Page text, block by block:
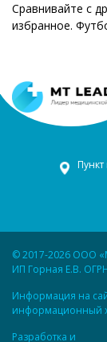
Сравнивайте с
избранное.
© 2017-2026 ООО
ИП Горная Е.В.
Информация на
информационный
Разработка и